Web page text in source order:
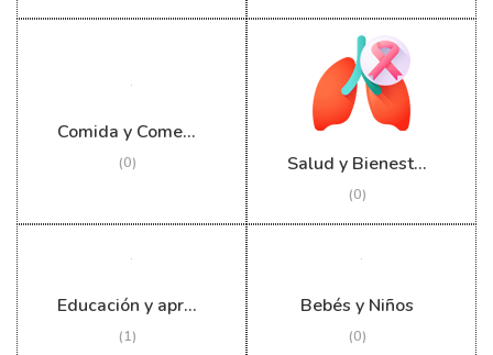
Comida y Comestibles
(0) Salud y Bienestar
(0)
Educación y aprendizaje
(1)
Bebés y Niños
(0)